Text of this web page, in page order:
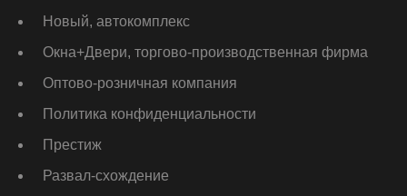
Новый, автокомплекс
Окна+Двери, торгово-производственная фирма
Оптово-розничная компания
Политика конфиденциальности
Престиж
Развал-схождение